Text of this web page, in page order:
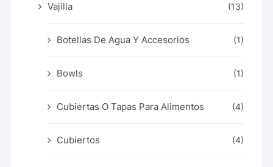
Vajilla (13)
Botellas De Agua Y Accesorios (1)
Bowls (1)
Cubiertas O Tapas Para Alimentos (4)
Cubiertos (4)